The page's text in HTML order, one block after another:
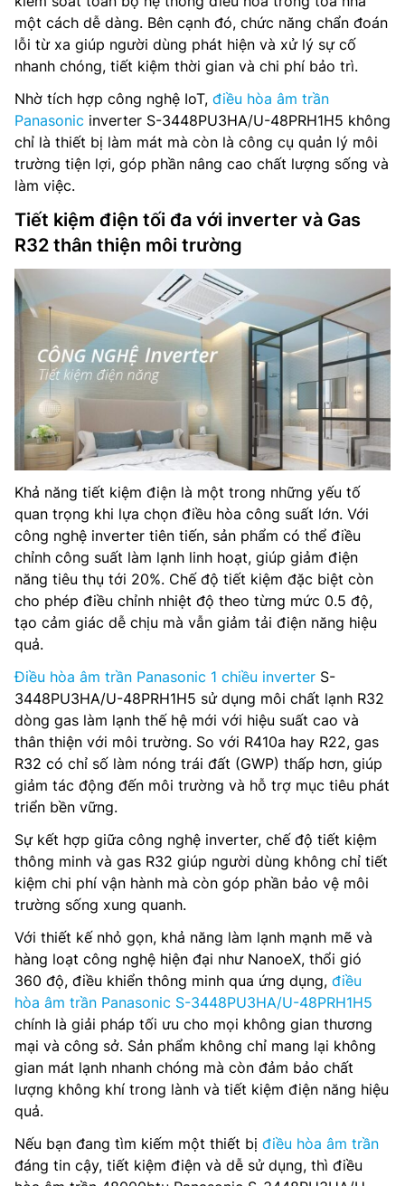
một cách dễ dàng. Bên cạnh đó, chức năng chẩn đoán
lỗi từ xa giúp người dùng phát hiện và xử lý sự cố
nhanh chóng, tiết kiệm thời gian và chi phí bảo trì.
Nhờ tích hợp công nghệ IoT, điều hòa âm trần
Panasonic inverter S-3448PU3HA/U-48PRH1H5 không
chỉ là thiết bị làm mát mà còn là công cụ quản lý môi
trường tiện lợi, góp phần nâng cao chất lượng sống và
làm việc.
Tiết kiệm điện tối đa với inverter và Gas
R32 thân thiện môi trường
Khả năng tiết kiệm điện là một trong những yếu tố
quan trọng khi lựa chọn điều hòa công suất lớn. Với
công nghệ inverter tiên tiến, sản phẩm có thể điều
chỉnh công suất làm lạnh linh hoạt, giúp giảm điện
năng tiêu thụ tới 20%. Chế độ tiết kiệm đặc biệt còn
cho phép điều chỉnh nhiệt độ theo từng mức 0.5 độ,
tạo cảm giác dễ chịu mà vẫn giảm tải điện năng hiệu
quả.
Điều hòa âm trần Panasonic 1 chiều inverter S-
3448PU3HA/U-48PRH1H5 sử dụng môi chất lạnh R32
dòng gas làm lạnh thế hệ mới với hiệu suất cao và
thân thiện với môi trường. So với R410a hay R22, gas
R32 có chỉ số làm nóng trái đất (GWP) thấp hơn, giúp
giảm tác động đến môi trường và hỗ trợ mục tiêu phát
triển bền vững.
Sự kết hợp giữa công nghệ inverter, chế độ tiết kiệm
thông minh và gas R32 giúp người dùng không chỉ tiết
kiệm chi phí vận hành mà còn góp phần bảo vệ môi
trường sống xung quanh.
Với thiết kế nhỏ gọn, khả năng làm lạnh mạnh mẽ và
hàng loạt công nghệ hiện đại như NanoeX, thổi gió
360 độ, điều khiển thông minh qua ứng dụng, điều
hòa âm trần Panasonic S-3448PU3HA/U-48PRH1H5
chính là giải pháp tối ưu cho mọi không gian thương
mại và công sở. Sản phẩm không chỉ mang lại không
gian mát lạnh nhanh chóng mà còn đảm bảo chất
lượng không khí trong lành và tiết kiệm điện năng hiệu
quả.
Nếu bạn đang tìm kiếm một thiết bị điều hòa âm trần
đáng tin cậy, tiết kiệm điện và dễ sử dụng, thì điều